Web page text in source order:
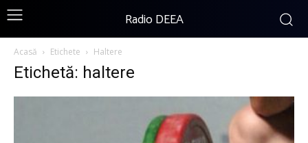
Radio DEEA
Acasă Etichete Haltere
Etichetă: haltere